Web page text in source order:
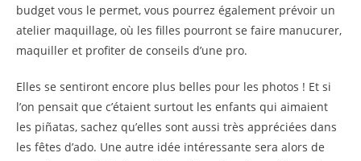
budget vous le permet, vous pourrez également prévoir un
atelier maquillage, où les filles pourront se faire manucurer,
maquiller et profiter de conseils d’une pro.
Elles se sentiront encore plus belles pour les photos ! Et si
l’on pensait que c’étaient surtout les enfants qui aimaient
les piñatas, sachez qu’elles sont aussi très appréciées dans
les fêtes d’ado. Une autre idée intéressante sera alors de